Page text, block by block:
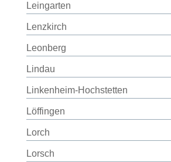
Leingarten
Lenzkirch
Leonberg
Lindau
Linkenheim-Hochstetten
Löffingen
Lorch
Lorsch